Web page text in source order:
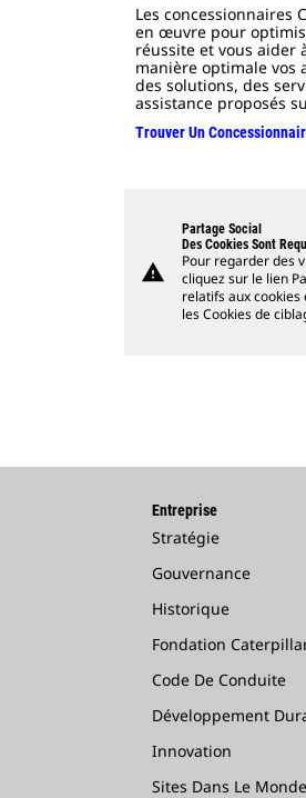
Les concessionnaires
en œuvre pour
réussite et vous aider
manière optimale vos
des solutions, des
assistance proposés
Trouver Un
warning
Partage Social
Des Cookies Sont
Pour regarder des
cliquez sur le lien
relatifs aux cookies
les Cookies de
Entreprise
Stratégie
Gouvernance
Historique
Fondation
Code De Conduite
Développement
Innovation
Sites Dans Le Monde